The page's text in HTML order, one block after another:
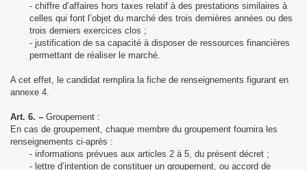
- chiffre d’affaires hors taxes relatif à des prestations similaires à
celles qui font l’objet du marché des trois dernières années ou des
trois derniers exercices clos ;
- justification de sa capacité à disposer de ressources financières
permettant de réaliser le marché.
A cet effet, le candidat remplira la fiche de renseignements figurant en
annexe 4.
Art. 6. – Groupement :
En cas de groupement, chaque membre du groupement fournira les
renseignements ci-après :
- informations prévues aux articles 2 à 5, du présent décret ;
- lettre d’intention de constituer un groupement, ou accord de